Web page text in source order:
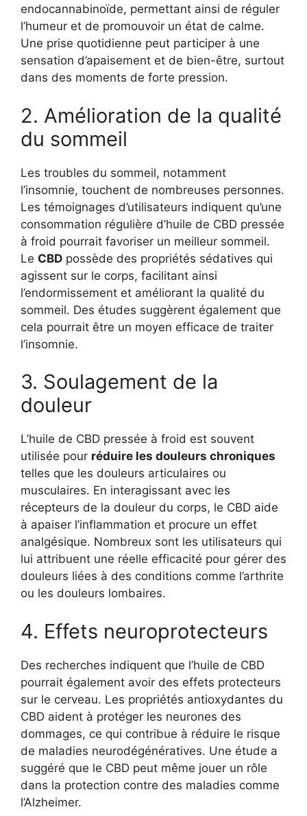
endocannabinoïde, permettant ainsi de réguler
l’humeur et de promouvoir un état de calme.
Une prise quotidienne peut participer à une
sensation d’apaisement et de bien-être, surtout
dans des moments de forte pression.
2. Amélioration de la qualité
du sommeil
Les troubles du sommeil, notamment
l’insomnie, touchent de nombreuses personnes.
Les témoignages d’utilisateurs indiquent qu’une
consommation régulière d’huile de CBD pressée
à froid pourrait favoriser un meilleur sommeil.
Le CBD possède des propriétés sédatives qui
agissent sur le corps, facilitant ainsi
l’endormissement et améliorant la qualité du
sommeil. Des études suggèrent également que
cela pourrait être un moyen efficace de traiter
l’insomnie.
3. Soulagement de la
douleur
L’huile de CBD pressée à froid est souvent
utilisée pour réduire les douleurs chroniques
telles que les douleurs articulaires ou
musculaires. En interagissant avec les
récepteurs de la douleur du corps, le CBD aide
à apaiser l’inflammation et procure un effet
analgésique. Nombreux sont les utilisateurs qui
lui attribuent une réelle efficacité pour gérer des
douleurs liées à des conditions comme l’arthrite
ou les douleurs lombaires.
4. Effets neuroprotecteurs
Des recherches indiquent que l’huile de CBD
pourrait également avoir des effets protecteurs
sur le cerveau. Les propriétés antioxydantes du
CBD aident à protéger les neurones des
dommages, ce qui contribue à réduire le risque
de maladies neurodégénératives. Une étude a
suggéré que le CBD peut même jouer un rôle
dans la protection contre des maladies comme
l’Alzheimer.